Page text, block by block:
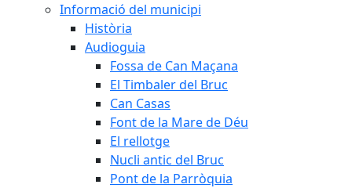
Informació del municipi
Història
Audioguia
Fossa de Can Maçana
El Timbaler del Bruc
Can Casas
Font de la Mare de Déu
El rellotge
Nucli antic del Bruc
Pont de la Parròquia